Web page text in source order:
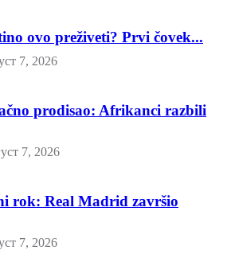
ovo preživeti? Prvi čovek...
7, 2026
prodisao: Afrikanci razbili
7, 2026
rok: Real Madrid završio
7, 2026